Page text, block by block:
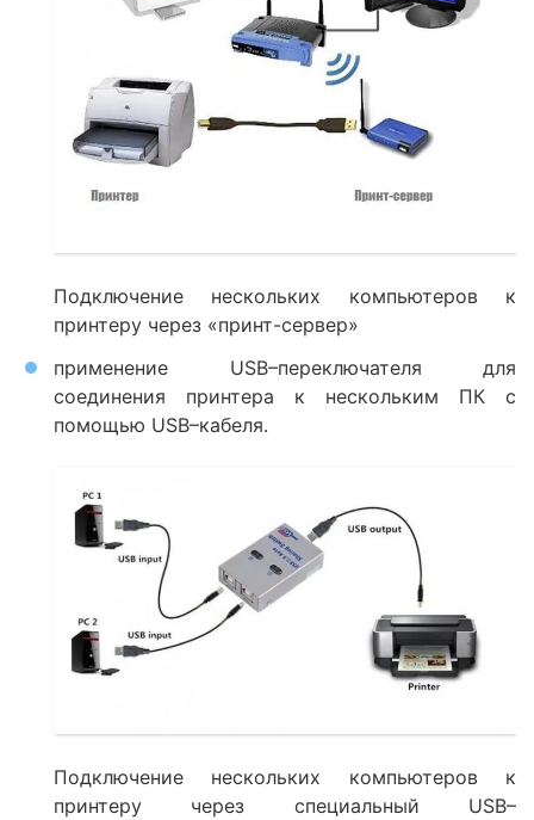
Подключение нескольких компьютеров к
принтеру через «принт-сервер»
применение USB–переключателя для
соединения принтера к нескольким ПК с
помощью USB–кабеля.
Подключение нескольких компьютеров к
принтеру через специальный USB–